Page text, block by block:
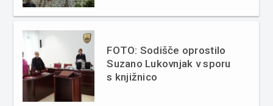
FOTO: Sodišče oprostilo
Suzano Lukovnjak v sporu
s knjižnico